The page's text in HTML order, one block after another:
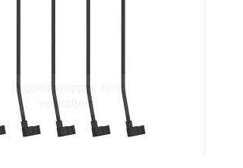
Doppelt antippen zum
vergrößern